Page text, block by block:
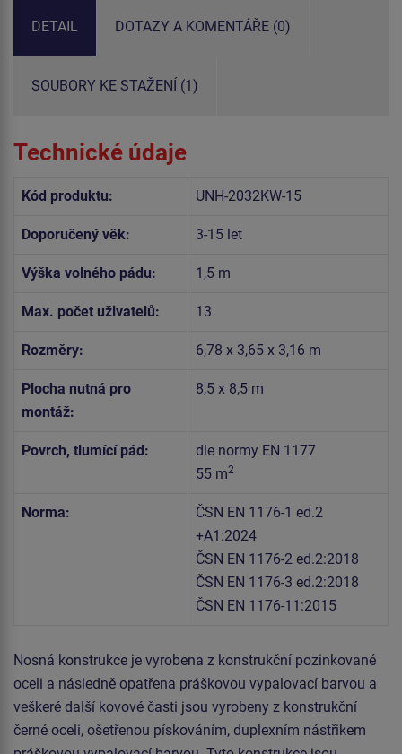
DETAIL DOTAZY A KOMENTÁŘE (0)
SOUBORY KE STAŽENÍ (1)
Technické údaje
Kód produktu: UNH-2032KW-15
Doporučený věk: 3-15 let
Výška volného pádu: 1,5 m
Max. počet uživatelů: 13
Rozměry: 6,78 x 3,65 x 3,16 m
Plocha nutná pro
montáž:
8,5 x 8,5 m
Povrch, tlumící pád:
dle normy EN 1177
55 m2
Norma:
ČSN EN 1176-1 ed.2
+A1:2024
ČSN EN 1176-2 ed.2:2018
ČSN EN 1176-3 ed.2:2018
ČSN EN 1176-11:2015
Nosná konstrukce je vyrobena z konstrukční pozinkované
oceli a následně opatřena práškovou vypalovací barvou a
veškeré další kovové časti jsou vyrobeny z konstrukční
černé oceli, ošetřenou pískováním, duplexním nástřikem